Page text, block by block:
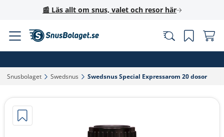
📰 Läs allt om snus, valet och resor här
Snusbolaget‎ Swedsnus‎ Swedsnus Special Expressarom 20 dosor‎